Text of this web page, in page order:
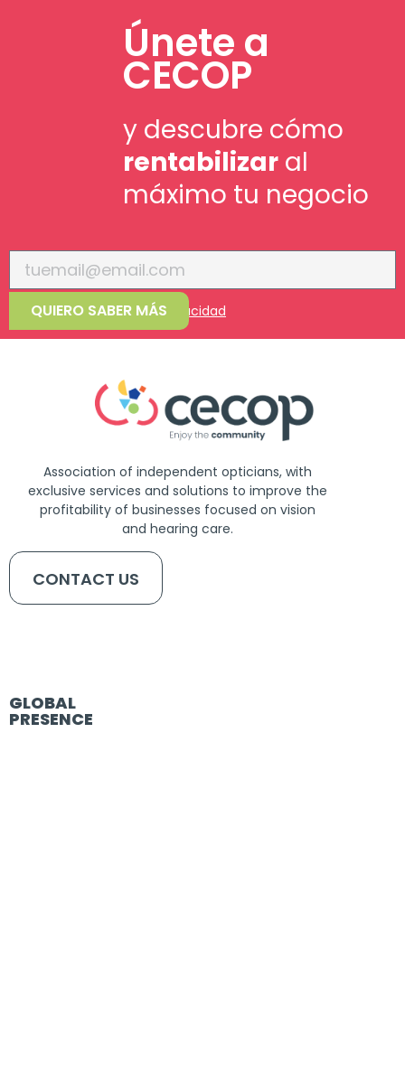
Únete a
CECOP
y descubre cómo
rentabilizar al
máximo tu negocio
Acepto lapolítica de privacidad
QUIERO SABER MÁS
Association of independent opticians, with
exclusive services and solutions to improve the
profitability of businesses focused on vision
and hearing care.
CONTACT US
GLOBAL
PRESENCE